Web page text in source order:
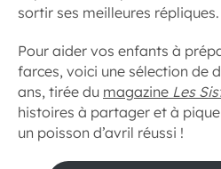
sortir ses meilleures répliques.
Pour aider vos enfants à
farces, voici une sélection de
ans, tirée du magazine Les
histoires à partager et à
un poisson d’avril réussi !